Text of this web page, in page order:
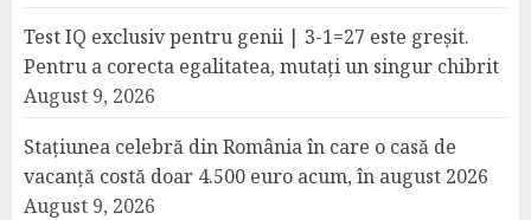
Test IQ exclusiv pentru genii | 3-1=27 este greșit.
Pentru a corecta egalitatea, mutați un singur chibrit
August 9, 2026
Stațiunea celebră din România în care o casă de
vacanță costă doar 4.500 euro acum, în august 2026
August 9, 2026